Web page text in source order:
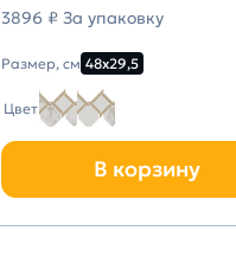
3896 ₽ За упаковку
Размер, см 48х29,5
Цвет
В корзину